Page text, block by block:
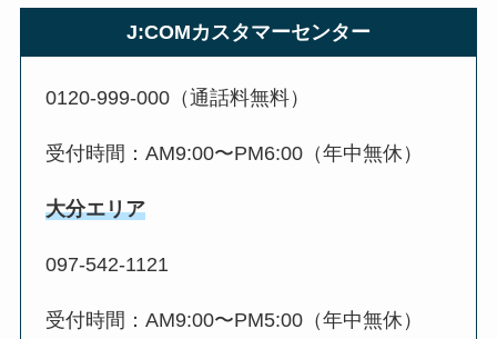
J:COMカスタマーセンター
0120-999-000（通話料無料）
受付時間：AM9:00〜PM6:00（年中無休）
大分エリア
097-542-1121
受付時間：AM9:00〜PM5:00（年中無休）